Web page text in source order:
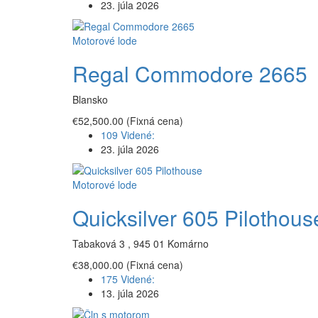
23. júla 2026
Motorové lode
Regal Commodore 2665
Blansko
€52,500.00 (Fixná cena)
109 Videné:
23. júla 2026
Motorové lode
Quicksilver 605
Tabaková 3 , 945 01 Komárno
€38,000.00 (Fixná cena)
175 Videné:
13. júla 2026